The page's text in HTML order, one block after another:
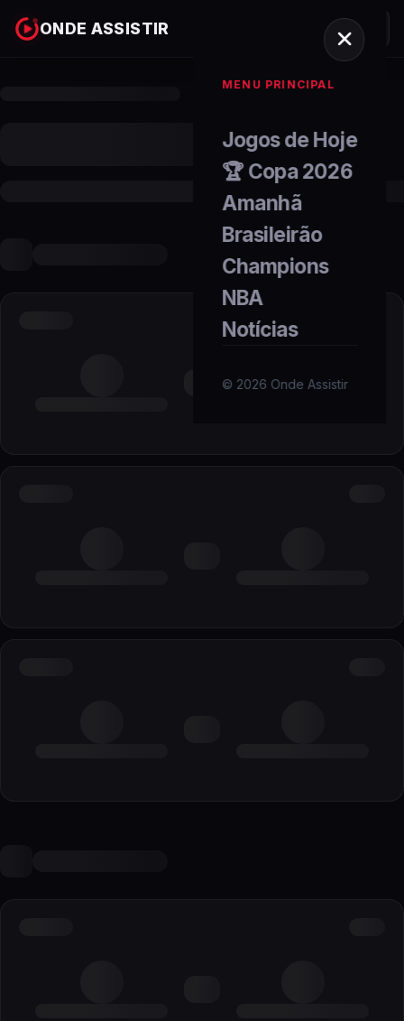
ONDE ASSISTIR
MENU PRINCIPAL
Jogos de Hoje
🏆 Copa 2026
Amanhã
Brasileirão
Champions
NBA
Notícias
© 2026 Onde Assistir